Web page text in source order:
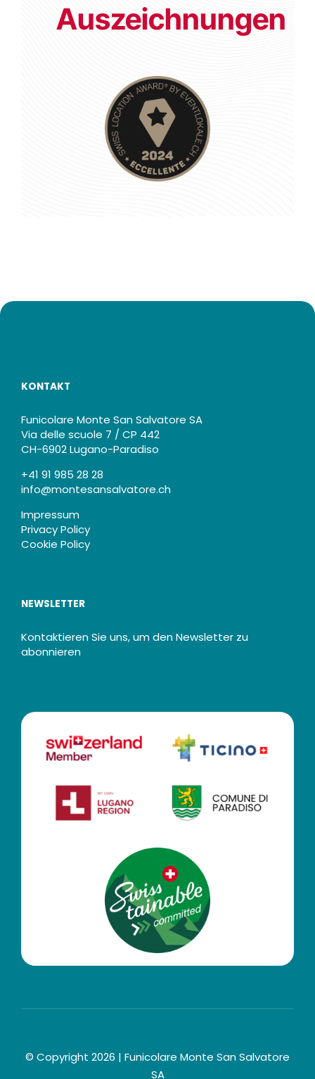
Auszeichnungen
KONTAKT
Funicolare Monte San Salvatore SA
Via delle scuole 7 / CP 442
CH-6902 Lugano-Paradiso
+41 91 985 28 28
info@montesansalvatore.ch
Impressum
Privacy Policy
Cookie Policy
NEWSLETTER
Kontaktieren Sie uns, um den Newsletter zu
abonnieren
© Copyright 2026 | Funicolare Monte San Salvatore
SA